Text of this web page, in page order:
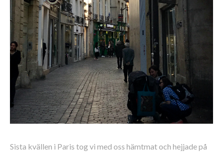
Sista kvällen i Paris tog vi med oss hämtmat och hejjade på